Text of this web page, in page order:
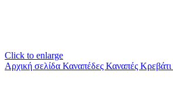
Click to enlarge
Αρχική σελίδα Καναπέδες Καναπές Κρεβάτι